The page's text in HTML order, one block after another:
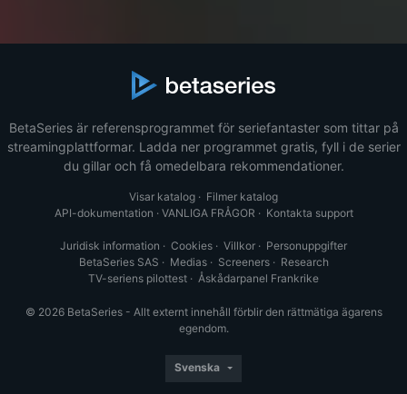
BetaSeries är referensprogrammet för seriefantaster som tittar på
streamingplattformar. Ladda ner programmet gratis, fyll i de serier
du gillar och få omedelbara rekommendationer.
Visar katalog · Filmer katalog
API-dokumentation · VANLIGA FRÅGOR · Kontakta support
Juridisk information · Cookies · Villkor · Personuppgifter
BetaSeries SAS · Medias· Screeners· Research
TV-seriens pilottest · Åskådarpanel Frankrike
© 2026 BetaSeries - Allt externt innehåll förblir den rättmätiga ägarens
egendom.
Svenska